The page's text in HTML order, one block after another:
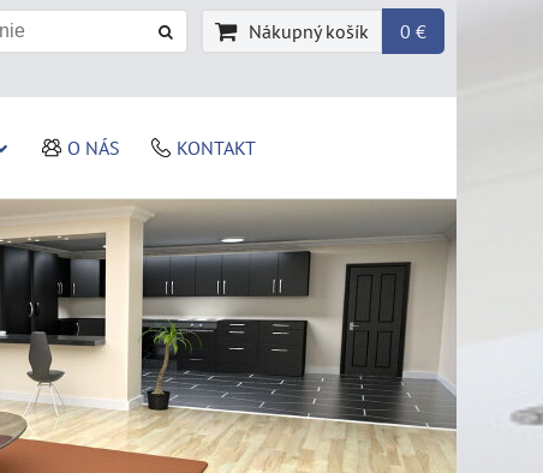
Nákupný košík 0 €
O NÁS KONTAKT